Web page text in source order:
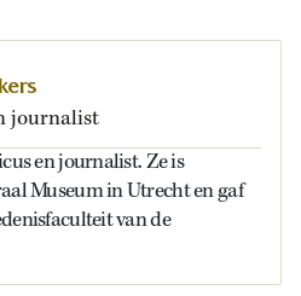
journalist
en journalist. Ze is
Museum in Utrecht en gaf
van de